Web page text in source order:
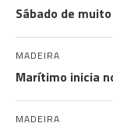
Sábado de
MADEIRA
Marítimo inicia
MADEIRA